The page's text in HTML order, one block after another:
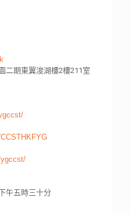
二期東翼浚湖樓2樓211室
午五時三十分